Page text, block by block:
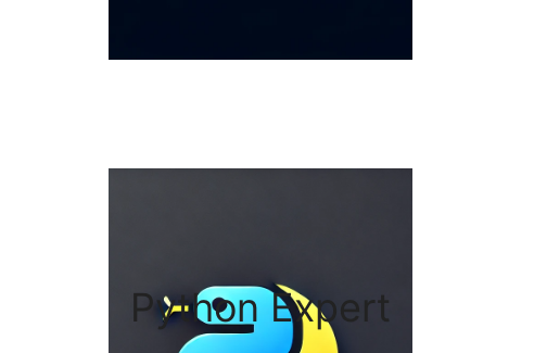
Python Expert